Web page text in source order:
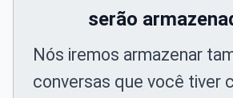
serão
Nós iremos armazenar
conversas que você tiver